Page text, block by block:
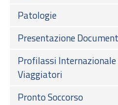
Patologie
Presentazione
Profilassi
Viaggiatori
Pronto Soccorso